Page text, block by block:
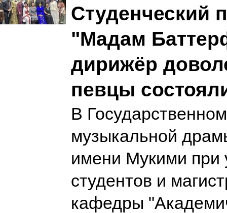
Студенческий
"Мадам
дирижёр
певцы
В
музыкальной
имени Мукими при
студентов и
кафедры